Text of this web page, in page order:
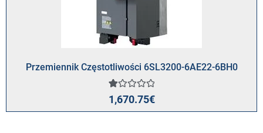
Przemiennik Częstotliwości 6SL3200-6AE22-6BH0
Oceniony
1.00
na
1
1,670.75€